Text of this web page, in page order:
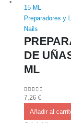
Preparadores y
Nails
DE
ML
0out of 5
7,26 €
Añadir al